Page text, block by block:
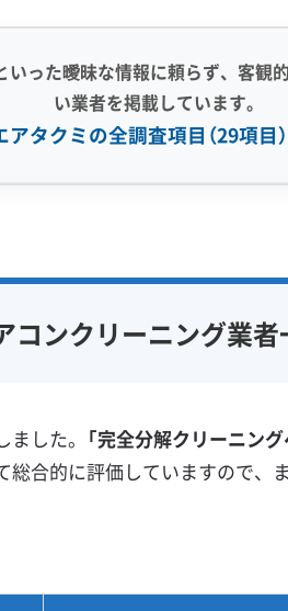
含むススが、盆地の湿気でエ
原因になります。
、国道246号や東名高速を走る
すい気候が、この問題をさら
れへと変わります。
でなく、乾くと硬くこびりつく
いった曖昧な情報に頼らず、客観
い業者を掲載しています。
アタクミの全調査項目（29項目
保証付き
アフターフォロー
アレルギー対策
ハウスダスト除去
コンクリーニング業者
した。 「完全分解クリーニン
総合的に評価していますので、